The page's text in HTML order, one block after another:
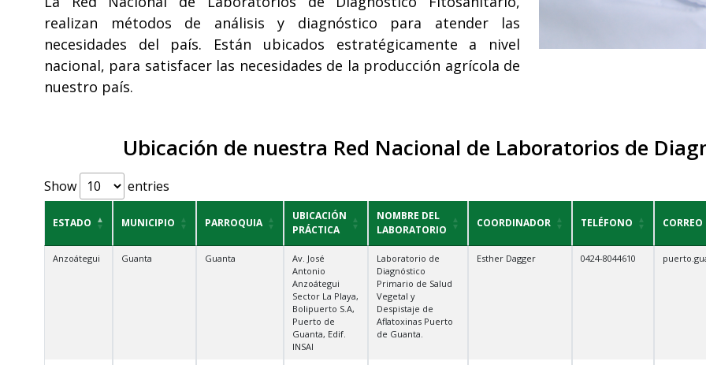
realizan métodos de análisis y diagnóstico para atender las
necesidades del país. Están ubicados estratégicamente a nivel
nacional, para satisfacer las necesidades de la producción agrícola de
nuestro país.
Ubicación de nuestra Red Nacional de Laboratorios de
Show entries
ESTADO MUNICIPIO PARROQUIA
UBICACIÓN
PRÁCTICA
NOMBRE DEL
LABORATORIO
COORDINADOR TELÉFONO CORREO
Anzoátegui Guanta Guanta
Av. José
Antonio
Anzoátegui
Sector La Playa,
Bolipuerto S.A,
Puerto de
Guanta, Edif.
INSAI
Laboratorio de
Diagnóstico
Primario de Salud
Vegetal y
Despistaje de
Aflatoxinas Puerto
de Guanta.
Esther Dagger 0424-8044610